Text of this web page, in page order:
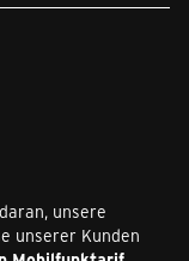
unsere
unserer Kunden